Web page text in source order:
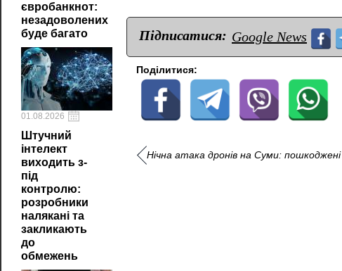
євробанкнот:
незадоволених
буде багато
01.08.2026
Штучний
інтелект
виходить з-
під
контролю:
розробники
налякані та
закликають
до
обмежень
Підписатися: Google News
Поділитися:
Нічна атака дронів на Суми: